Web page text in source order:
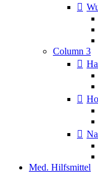
Column 3
Med. Hilfsmittel